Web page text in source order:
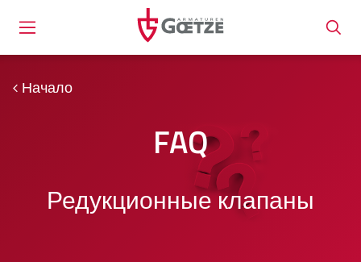
Начало
FAQ
Редукционные клапаны